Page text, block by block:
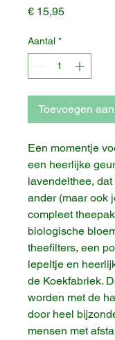
€ 15,95Prijs
Aantal *
Toevoegen
Een momentje
een heerlijke
lavendelthee,
ander (maar ook
compleet
biologische
theefilters, een
lepeltje en
de Koekfabriek.
worden met de
door heel
mensen met